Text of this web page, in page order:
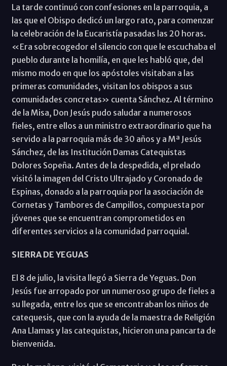
La tarde continuó con confesiones en la parroquia, a
las que el Obispo dedicó un largo rato, para comenzar
la celebración de la Eucaristía pasadas las 20 horas.
«Era sobrecogedor el silencio con que le escuchaba el
pueblo durante la homilía, en que les habló que, del
mismo modo en que los apóstoles visitaban a las
primeras comunidades, visitan los obispos a sus
comunidades concretas» cuenta Sánchez. Al término
de la Misa, Don Jesús pudo saludar a numerosos
fieles, entre ellos a un ministro extraordinario que ha
servido a la parroquia más de 30 años y a Mª Jesús
Sánchez, de las Institución Damas Catequistas
Dolores Sopeña. Antes de la despedida, el prelado
visitó la imagen del Cristo Ultrajado y Coronado de
Espinas, donado a la parroquia por la asociación de
Cornetas y Tambores de Campillos, compuesta por
jóvenes que se encuentran comprometidos en
diferentes servicios a la comunidad parroquial.
SIERRA DE YEGUAS
El 8 de julio, la visita llegó a Sierra de Yeguas. Don
Jesús fue arropado por un numeroso grupo de fieles a
su llegada, entre los que se encontraban los niños de
catequesis, que con la ayuda de la maestra de Religión
Ana Llamas y las catequistas, hicieron una pancarta de
bienvenida.